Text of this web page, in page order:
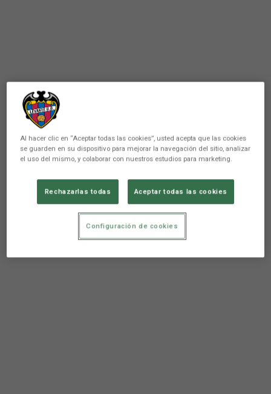
Al hacer clic en “Aceptar todas las cookies”, usted acepta que las cookies
se guarden en su dispositivo para mejorar la navegación del sitio, analizar
el uso del mismo, y colaborar con nuestros estudios para marketing.
Rechazarlas todas Aceptar todas las cookies
Configuración de cookies